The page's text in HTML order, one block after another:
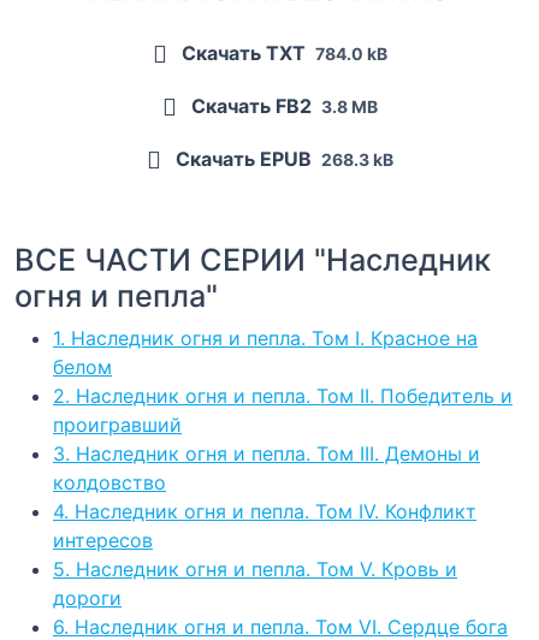
Скачать TXT 784.0 kB
Скачать FB2 3.8 MB
Скачать EPUB 268.3 kB
ВСЕ ЧАСТИ СЕРИИ "Наследник
огня и пепла"
1. Наследник огня и пепла. Том I. Красное на
белом
2. Наследник огня и пепла. Том II. Победитель и
проигравший
3. Наследник огня и пепла. Том III. Демоны и
колдовство
4. Наследник огня и пепла. Том IV. Конфликт
интересов
5. Наследник огня и пепла. Том V. Кровь и
дороги
6. Наследник огня и пепла. Том VI. Сердце бога